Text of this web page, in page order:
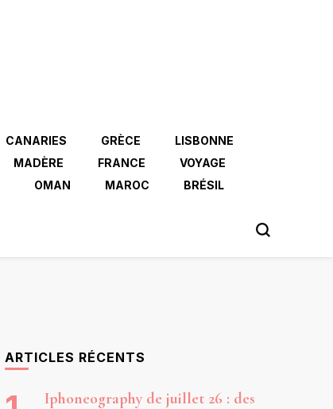
CANARIES GRÈCE
LISBONNE
MADÈRE FRANCE
VOYAGE
OMAN MAROC
BRÉSIL
ARTICLES RÉCENTS
Iphoneography de juillet 26 : des